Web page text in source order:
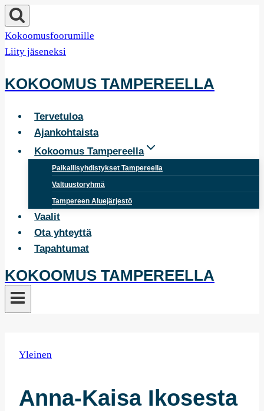
Siirry
sisältöön
Kokoomusfoorumille
Liity jäseneksi
KOKOOMUS TAMPEREELLA
Tervetuloa
Ajankohtaista
Kokoomus Tampereella
Paikallisyhdistykset Tampereella
Valtuustoryhmä
Tampereen Aluejärjestö
Vaalit
Ota yhteyttä
Tapahtumat
KOKOOMUS TAMPEREELLA
Yleinen
Anna-Kaisa Ikosesta